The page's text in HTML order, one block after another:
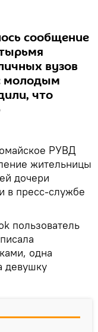
сообщение
вузов
молодым
что
РУВД
жительницы
дочери
в пресс-службе
пользователь
одна
девушку